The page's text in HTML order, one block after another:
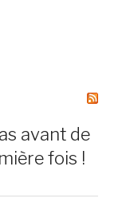
avant de
fois !